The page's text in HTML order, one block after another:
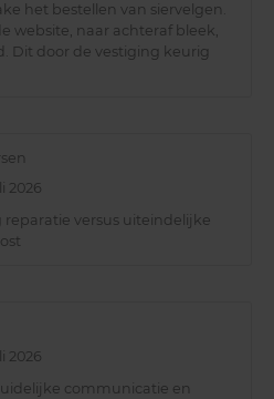
het bestellen van siervelgen.
website, naar achteraf bleek,
Dit door de vestiging keurig
2026
versus uiteindelijke
2026
communicatie en